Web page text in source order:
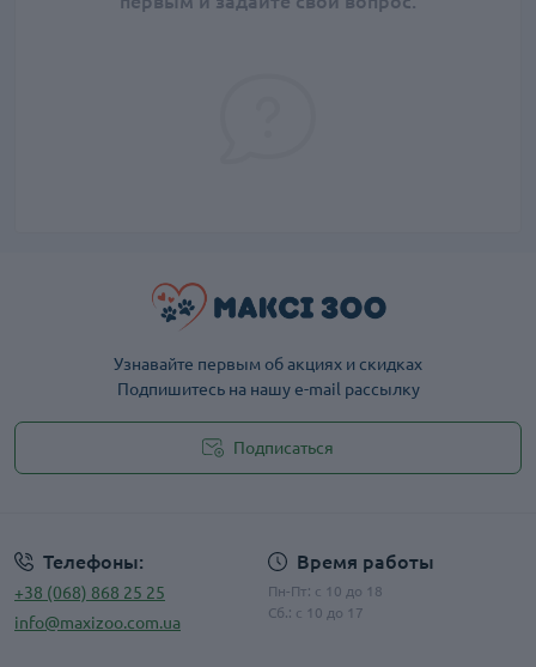
Узнавайте первым об акциях и скидках
Подпишитесь на нашу e-mail рассылку
Подписаться
Телефоны:
+38 (068) 868 25 25
info@maxizoo.com.ua
Время работы
Пн-Пт: с 10 до 18
Сб.: с 10 до 17